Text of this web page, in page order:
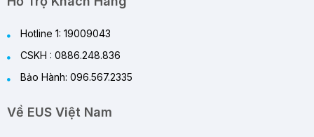
Hotline 1: 19009043
CSKH : 0886.248.836
Bảo Hành: 096.567.2335
Về EUS Việt Nam